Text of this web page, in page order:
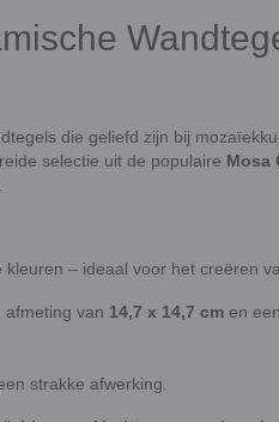
die geliefd zijn bij
selectie uit de populaire Mosa
– ideaal voor het creëren
afmeting van 14,7 x 14,7 cm en
strakke afwerking.